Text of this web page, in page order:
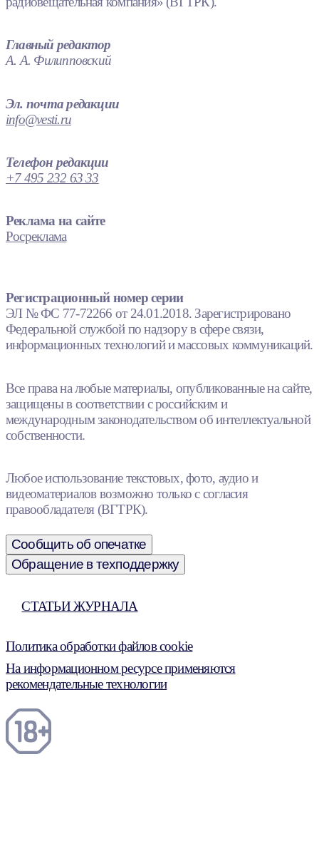
Главный редактор
А. А. Филипповский
Эл. почта редакции
info@vesti.ru
Телефон редакции
+7 495 232 63 33
Реклама на сайте
Росреклама
Регистрационный номер серии
ЭЛ № ФС 77-72266 от 24.01.2018. Зарегистрировано
Федеральной службой по надзору в сфере связи,
информационных технологий и массовых коммуникаций.
Все права на любые материалы, опубликованные на сайте,
защищены в соответствии с российским и
международным законодательством об интеллектуальной
собственности.
Любое использование текстовых, фото, аудио и
видеоматериалов возможно только с согласия
правообладателя (ВГТРК).
Сообщить об опечатке
Обращение в техподдержку
СТАТЬИ ЖУРНАЛА
Политика обработки файлов cookie
На информационном ресурсе применяются
рекомендательные технологии